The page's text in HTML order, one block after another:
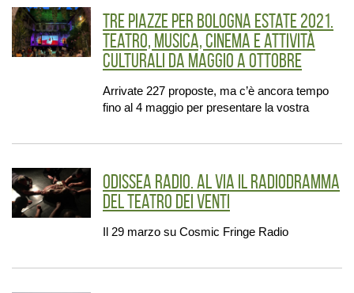
Tre piazze per Bologna Estate 2021.
Teatro, musica, cinema e attività
culturali da maggio a ottobre
Arrivate 227 proposte, ma c’è ancora tempo
fino al 4 maggio per presentare la vostra
Odissea Radio. Al via il radiodramma
del Teatro dei Venti
Il 29 marzo su Cosmic Fringe Radio